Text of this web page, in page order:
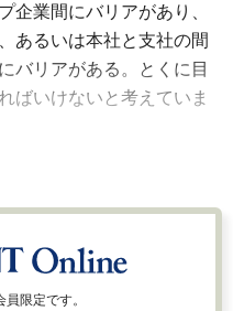
企業間にバリアがあり、
あるいは本社と支社の間
バリアがある。とくに目
ばいけないと考えていま
限定です。